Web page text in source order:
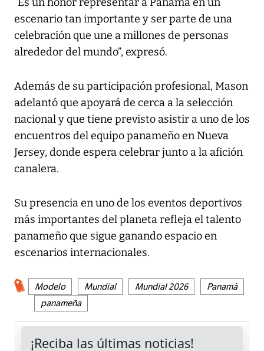
escenario tan importante y ser parte de una
celebración que une a millones de personas
alrededor del mundo”, expresó.
Además de su participación profesional, Mason
adelantó que apoyará de cerca a la selección
nacional y que tiene previsto asistir a uno de los
encuentros del equipo panameño en Nueva
Jersey, donde espera celebrar junto a la afición
canalera.
Su presencia en uno de los eventos deportivos
más importantes del planeta refleja el talento
panameño que sigue ganando espacio en
escenarios internacionales.
Modelo Mundial Mundial 2026
Panamá
panameña